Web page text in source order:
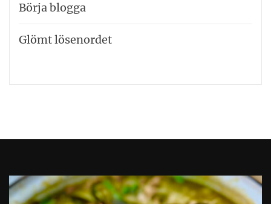
Börja blogga
Glömt lösenordet